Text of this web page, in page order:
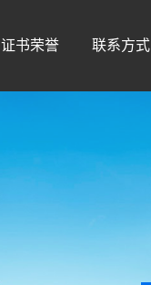
证书荣誉 联系方式